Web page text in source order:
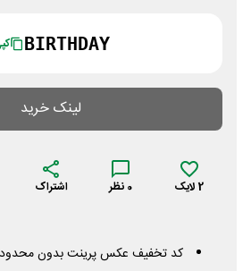
BIRTHDAY
لینک خرید
2لایک 0 نظر اشتراک
کد تخفیف عکس پرینت بدون